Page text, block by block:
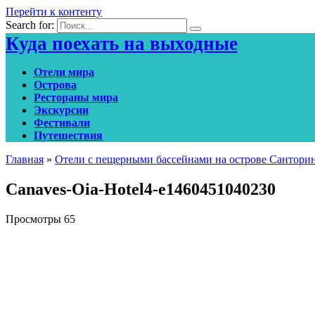
Перейти к контенту
Search for:
Куда поехать на выходные
Отели мира
Острова
Рестораны мира
Экскурсии
Фестивали
Путешествия
Главная » Отели с пещерными бассейнами на острове
Canaves-Oia-Hotel4-e1460451040230
Просмотры 65